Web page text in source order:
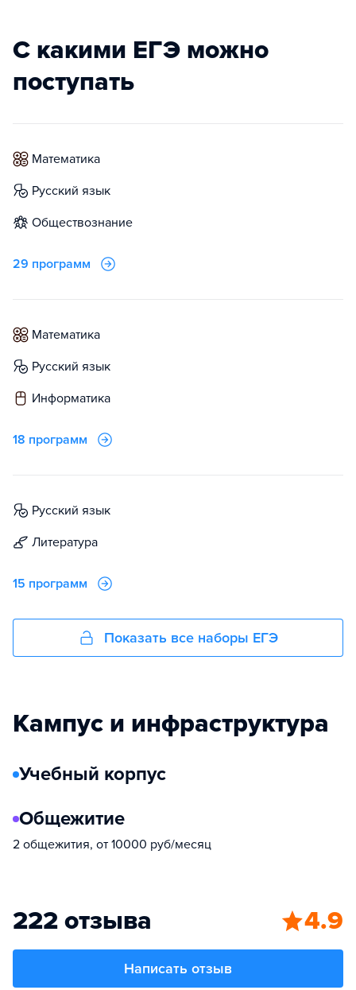
С какими ЕГЭ можно
поступать
математика
русский язык
обществознание
29 программ
математика
русский язык
информатика
18 программ
русский язык
литература
15 программ
Показать все наборы ЕГЭ
Кампус и инфраструктура
Учебный корпус
Общежитие
2 общежития, от 10000 руб/месяц
222 отзыва 4.9
Написать отзыв